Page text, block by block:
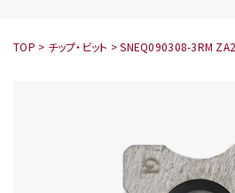
TOP > チップ・ビット >SNEQ090308-3RM